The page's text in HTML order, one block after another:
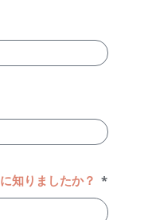
知りましたか？